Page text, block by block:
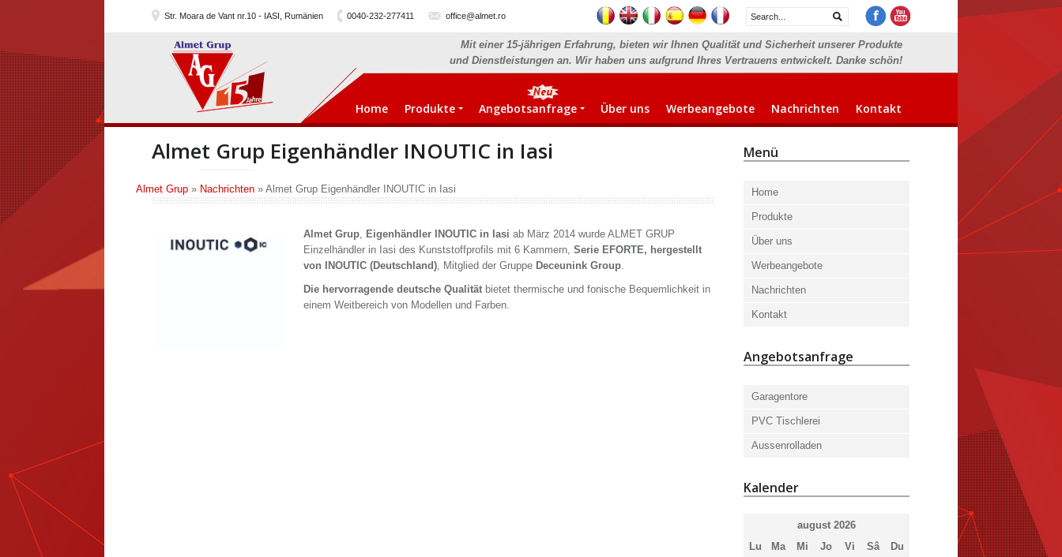
Str. Moara de Vant nr.10 - IASI, Rumänien 0040-232-277411 office@almet.ro
Mit einer 15-jährigen Erfahrung, bieten wir Ihnen Qualität und Sicherheit unserer Produkte
und Dienstleistungen an. Wir haben uns aufgrund Ihres Vertrauens entwickelt. Danke schön!
Home Produkte Angebotsanfrage Über uns Werbeangebote Nachrichten Kontakt
Almet Grup Eigenhändler INOUTIC in Iasi
Almet Grup » Nachrichten » Almet Grup Eigenhändler INOUTIC in Iasi
Almet Grup, Eigenhändler INOUTIC in Iasi ab März 2014 wurde ALMET GRUP
Einzelhändler in Iasi des Kunststoffprofils mit 6 Kammern, Serie EFORTE, hergestellt
von INOUTIC (Deutschland), Mitglied der Gruppe Deceunink Group.
Die hervorragende deutsche Qualität bietet thermische und fonische Bequemlichkeit in
einem Weitbereich von Modellen und Farben.
Menü
Home
Produkte
Über uns
Werbeangebote
Nachrichten
Kontakt
Angebotsanfrage
Garagentore
PVC Tischlerei
Aussenrolladen
Kalender
august 2026
Lu
Ma Mi Jo Vi Sâ Du